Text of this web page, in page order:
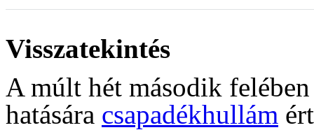
Visszatekintés
A múlt hét második
hatására csapadékhullám